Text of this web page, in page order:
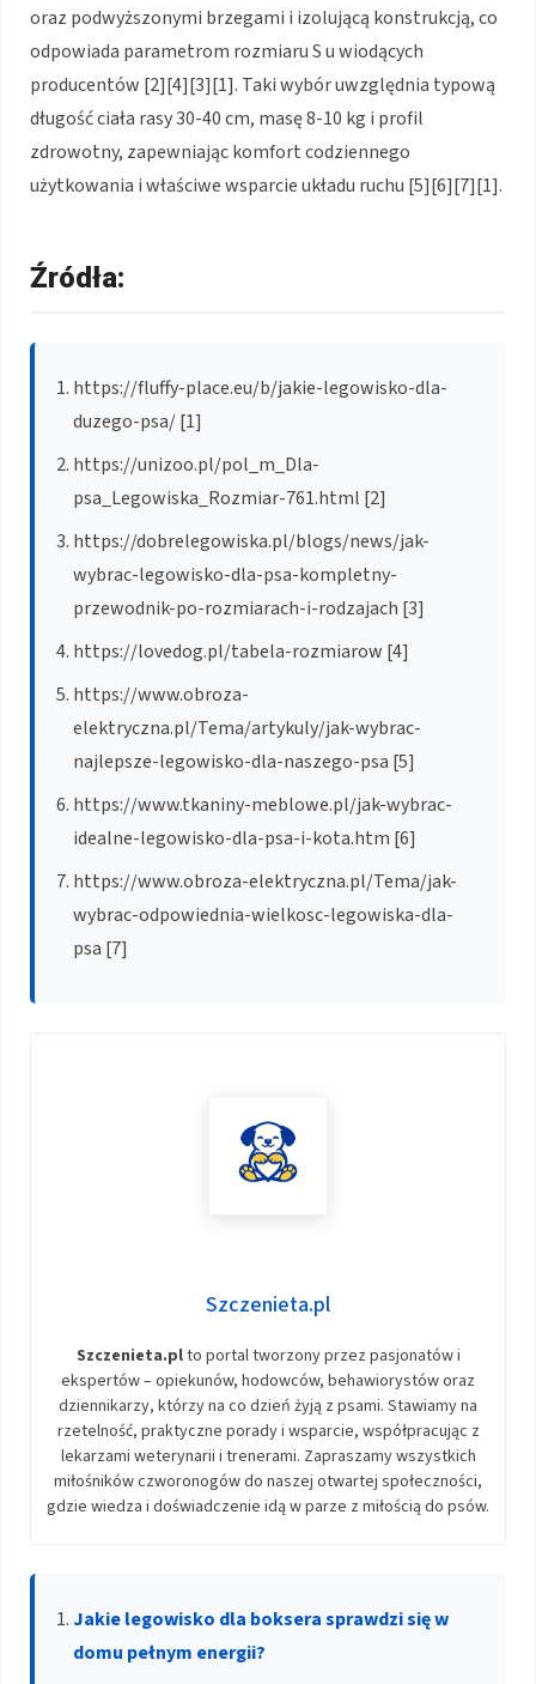
oraz podwyższonymi brzegami i izolującą konstrukcją, co
odpowiada parametrom rozmiaru S u wiodących
producentów [2][4][3][1]. Taki wybór uwzględnia typową
długość ciała rasy 30-40 cm, masę 8-10 kg i profil
zdrowotny, zapewniając komfort codziennego
użytkowania i właściwe wsparcie układu ruchu [5][6][7][1].
Źródła:
https://fluffy-place.eu/b/jakie-legowisko-dla-
duzego-psa/ [1]
https://unizoo.pl/pol_m_Dla-
psa_Legowiska_Rozmiar-761.html [2]
https://dobrelegowiska.pl/blogs/news/jak-
wybrac-legowisko-dla-psa-kompletny-
przewodnik-po-rozmiarach-i-rodzajach [3]
https://lovedog.pl/tabela-rozmiarow [4]
https://www.obroza-
elektryczna.pl/Tema/artykuly/jak-wybrac-
najlepsze-legowisko-dla-naszego-psa [5]
https://www.tkaniny-meblowe.pl/jak-wybrac-
idealne-legowisko-dla-psa-i-kota.htm [6]
https://www.obroza-elektryczna.pl/Tema/jak-
wybrac-odpowiednia-wielkosc-legowiska-dla-
psa [7]
Szczenieta.pl
Szczenieta.plto portal tworzony przez pasjonatów i
ekspertów – opiekunów, hodowców, behawiorystów oraz
dziennikarzy, którzy na co dzień żyją z psami. Stawiamy na
rzetelność, praktyczne porady i wsparcie, współpracując z
lekarzami weterynarii i trenerami. Zapraszamy wszystkich
miłośników czworonogów do naszej otwartej społeczności,
gdzie wiedza i doświadczenie idą w parze z miłością do psów.
Jakie legowisko dla boksera sprawdzi się w
domu pełnym energii?